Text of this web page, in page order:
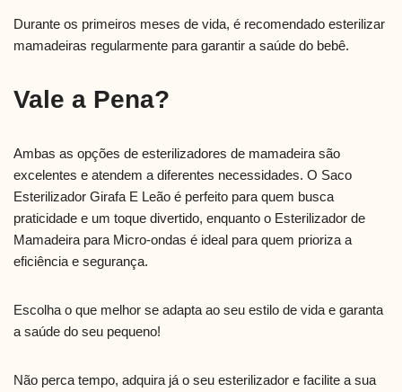
Durante os primeiros meses de vida, é recomendado esterilizar
mamadeiras regularmente para garantir a saúde do bebê.
Vale a Pena?
Ambas as opções de esterilizadores de mamadeira são
excelentes e atendem a diferentes necessidades. O Saco
Esterilizador Girafa E Leão é perfeito para quem busca
praticidade e um toque divertido, enquanto o Esterilizador de
Mamadeira para Micro-ondas é ideal para quem prioriza a
eficiência e segurança.
Escolha o que melhor se adapta ao seu estilo de vida e garanta
a saúde do seu pequeno!
Não perca tempo, adquira já o seu esterilizador e facilite a sua